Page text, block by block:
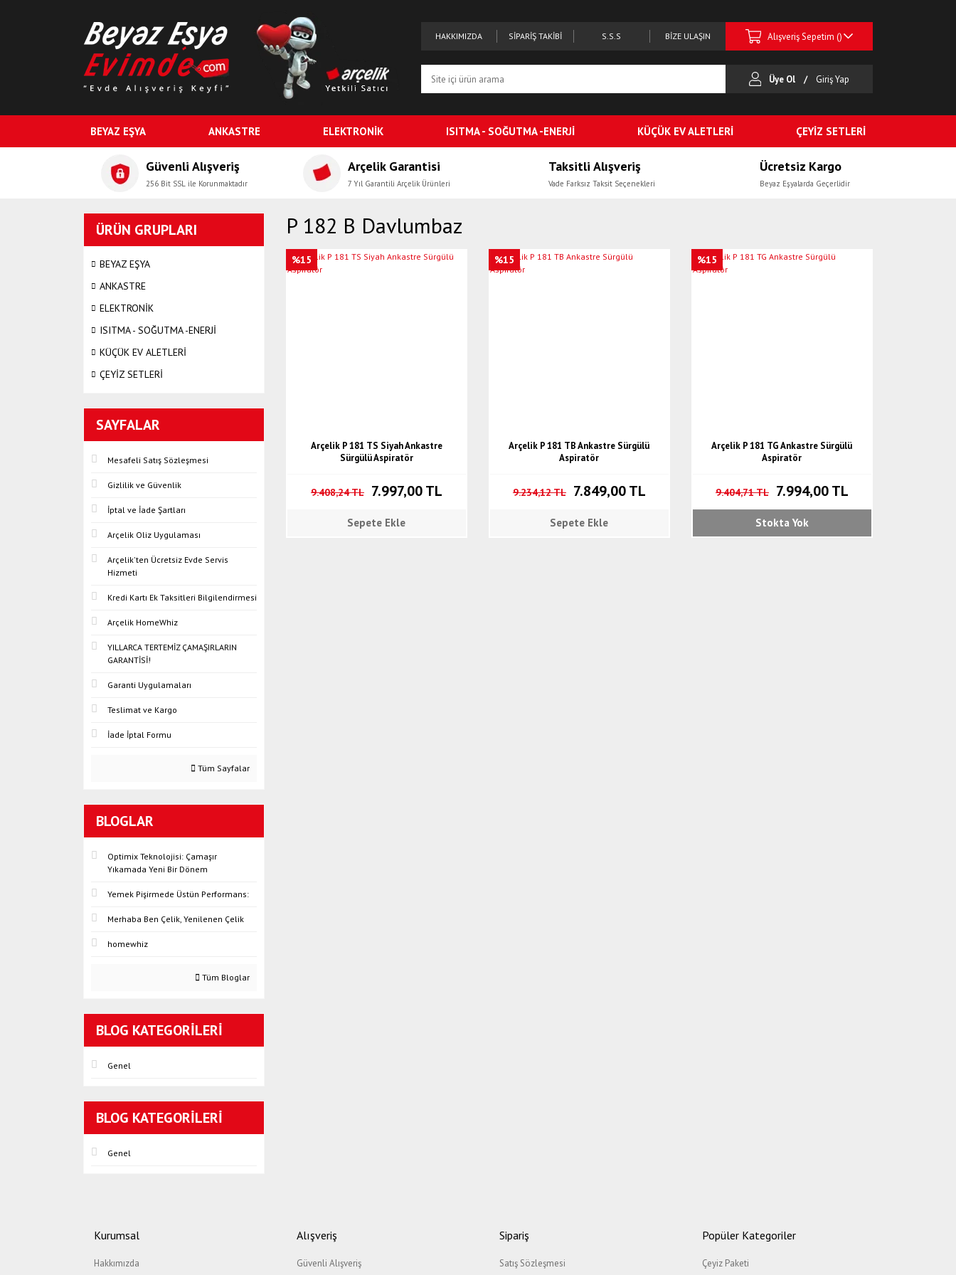
HAKKIMIZDA SİPARİŞ TAKİBİ S.S.S BİZE ULAŞIN Alışveriş Sepetim ()
Üye Ol Giriş Yap
BEYAZ EŞYA ANKASTRE ELEKTRONİK ISITMA - SOĞUTMA -ENERJİ KÜÇÜK EV ALETLERİ ÇEYİZ SETLERİ
Güvenli Alışveriş
256 Bit SSL ile Korunmaktadır
Arçelik Garantisi
7 Yıl Garantili Arçelik Ürünleri
Taksitli Alışveriş
Vade Farksız Taksit Seçenekleri
Ücretsiz Kargo
Beyaz Eşyalarda Geçerlidir
ÜRÜN GRUPLARI
BEYAZ EŞYA
ANKASTRE
ELEKTRONİK
ISITMA - SOĞUTMA -ENERJİ
KÜÇÜK EV ALETLERİ
ÇEYİZ SETLERİ
SAYFALAR
Mesafeli Satış Sözleşmesi
Gizlilik ve Güvenlik
İptal ve İade Şartları
Arçelik Oliz Uygulaması
Arçelik'ten Ücretsiz Evde Servis
Hizmeti
Kredi Kartı Ek Taksitleri Bilgilendirmesi
Arçelik HomeWhiz
YILLARCA TERTEMİZ ÇAMAŞIRLARIN
GARANTİSİ!
Garanti Uygulamaları
Teslimat ve Kargo
İade İptal Formu
Tüm Sayfalar
BLOGLAR
Optimix Teknolojisi: Çamaşır
Yıkamada Yeni Bir Dönem
Yemek Pişirmede Üstün Performans:
Merhaba Ben Çelik, Yenilenen Çelik
homewhiz
Tüm Bloglar
BLOG KATEGORILERI
Genel
BLOG KATEGORILERI
Genel
P 182 B Davlumbaz
%15
Arçelik P 181 TS Siyah Ankastre
Sürgülü Aspiratör
9.408,24 TL 7.997,00 TL
Sepete Ekle
%15
Arçelik P 181 TB Ankastre Sürgülü
Aspiratör
9.234,12 TL 7.849,00 TL
Sepete Ekle
%15
Arçelik P 181 TG Ankastre Sürgülü
Aspiratör
9.404,71 TL 7.994,00 TL
Stokta Yok
Kurumsal
Hakkımızda
Alışveriş
Güvenli Alışveriş
Sipariş
Satış Sözleşmesi
Popüler Kategoriler
Çeyiz Paketi